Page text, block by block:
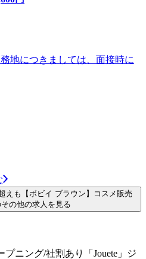
地につきましては、面接時に
えも【ボビイ ブラウン】コスメ販売
の他の求人を見る
プニング/社割あり「Jouete」ジ